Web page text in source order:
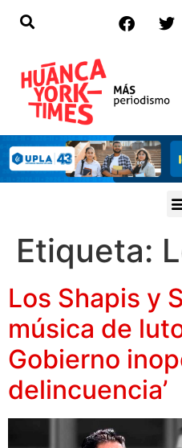
Etiqueta:
Los Shapis y
música de
Gobierno
delincuencia’